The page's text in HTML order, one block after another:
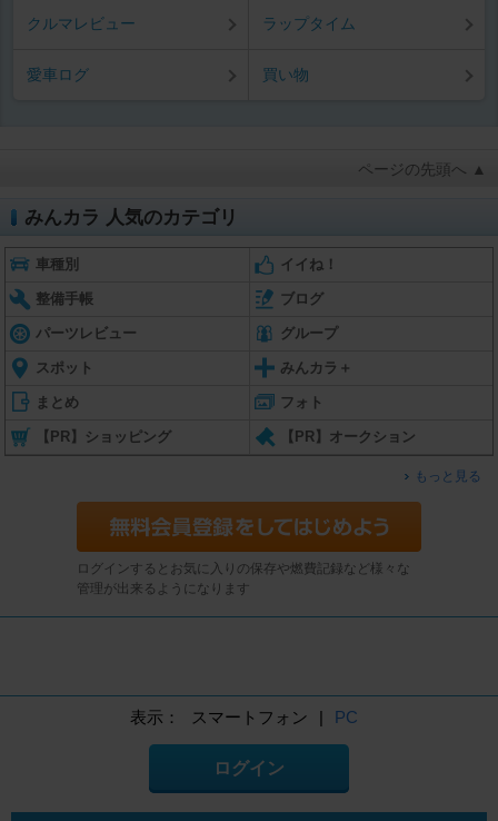
クルマレビュー ラップタイム
愛車ログ 買い物
ページの先頭へ ▲
みんカラ 人気のカテゴリ
車種別 イイね！
整備手帳 ブログ
パーツレビュー グループ
スポット みんカラ＋
まとめ フォト
【PR】ショッピング 【PR】オークション
もっと見る
ログインするとお気に入りの保存や燃費記録など様々な
管理が出来るようになります
表示： スマートフォン | PC
ログイン